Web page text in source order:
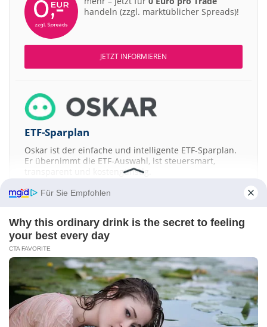
handeln (zzgl. marktüblicher Spreads)!
JETZT INFORMIEREN
ETF-Sparplan
Oskar ist der einfache und intelligente ETF-Sparplan.
Er übernimmt die ETF-Auswahl, ist steuersmart,
transparent und kostengünstig.
JETZT MEHR ERFAHREN
Aktien ATX DAX EuroStoxx 50 Dow Jones NASDAQ 100 Nikkei 225
S&P 500
Kontakt-Impressum-Werbung-Barrierefreiheit
Sitemap - Datenschutz-Disclaimer-AGB-Privatsphäre-Einstellungen
Für Sie Empfohlen
Why this ordinary drink is the secret to feeling
your best every day
CTA FAVORITE